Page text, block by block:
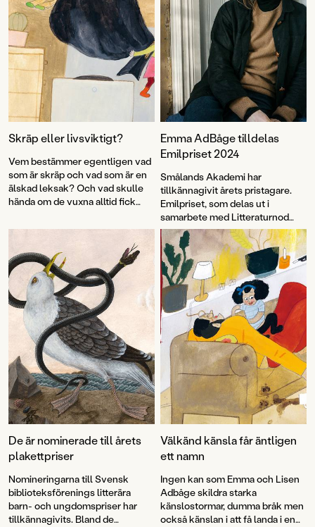
Skräp eller livsviktigt?
Vem bestämmer egentligen vad
som är skräp och vad som är en
älskad leksak? Och vad skulle
hända om de vuxna alltid fick
prisbelönta Emma AdBåge är
Påsen
där hon på sitt karaktäristiskt
underfundiga och pricksäkra vis
synar vuxenvärlden.
Emma AdBåge tilldelas
Emilpriset 2024
Smålands Akademi har
tillkännagivit årets pristagare.
Emilpriset, som delas ut i
samarbete med Litteraturnod
Vimmerby, går i år till Emma
AdBåge.
De är nominerade till årets
plakettpriser
Nomineringarna till Svensk
biblioteksförenings litterära
barn- och ungdomspriser har
tillkännagivits. Bland de
Välkänd känsla får äntligen
ett namn
Ingen kan som Emma och Lisen
Adbåge skildra starka
känslostormar, dumma bråk men
också känslan i att få landa i en